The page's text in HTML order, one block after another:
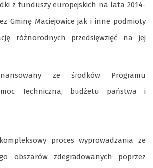
z funduszy europejskich na lata 2014-
Gminę Maciejowice jak i inne podmioty
różnorodnych przedsięwzięć na jej
ze środków Programu
Techniczna, budżetu państwa i
proces wyprowadzania ze
obszarów zdegradowanych poprzez